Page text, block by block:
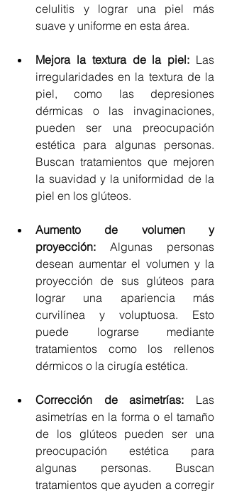
celulitis y lograr una piel más
suave y uniforme en esta área.
Mejora la textura de la piel: Las
irregularidades en la textura de la
piel, como las depresiones
dérmicas o las invaginaciones,
pueden ser una preocupación
estética para algunas personas.
Buscan tratamientos que mejoren
la suavidad y la uniformidad de la
piel en los glúteos.
Aumento de volumen y
proyección: Algunas personas
desean aumentar el volumen y la
proyección de sus glúteos para
lograr una apariencia más
curvilínea y voluptuosa. Esto
puede lograrse mediante
tratamientos como los rellenos
dérmicos o la cirugía estética.
Corrección de asimetrías: Las
asimetrías en la forma o el tamaño
de los glúteos pueden ser una
preocupación estética para
algunas personas. Buscan
tratamientos que ayuden a corregir